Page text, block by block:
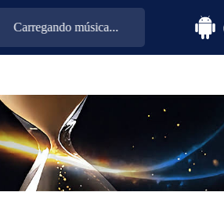
Carregando música...